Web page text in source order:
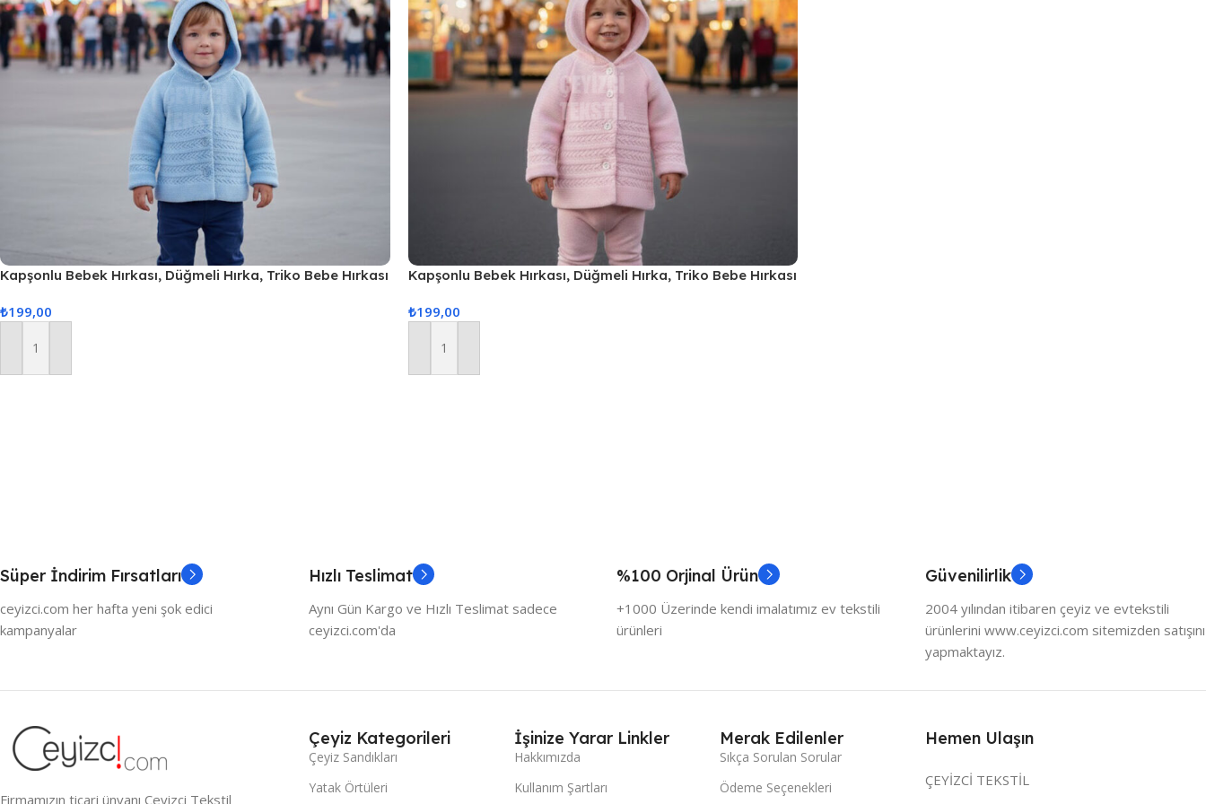
Kapşonlu Bebek Hırkası, Düğmeli Hırka, Triko Bebe Hırkası
₺199,00
Sepete Ekle
Kapşonlu Bebek Hırkası, Düğmeli Hırka, Triko Bebe Hırkası
₺199,00
Sepete Ekle
Süper İndirim Fırsatları
ceyizci.com her hafta yeni şok edici
kampanyalar
Hızlı Teslimat
Aynı Gün Kargo ve Hızlı Teslimat sadece
ceyizci.com'da
%100 Orjinal Ürün
+1000 Üzerinde kendi imalatımız ev tekstili
ürünleri
Güvenilirlik
2004 yılından itibaren çeyiz ve evtekstili
ürünlerini www.ceyizci.com sitemizden satışını
yapmaktayız.
Firmamızın ticari ünvanı Çeyizci Tekstil
Çeyiz Kategorileri
Çeyiz Sandıkları
Yatak Örtüleri
İşinize Yarar Linkler
Hakkımızda
Kullanım Şartları
Merak Edilenler
Sıkça Sorulan Sorular
Ödeme Seçenekleri
Hemen Ulaşın
ÇEYİZCİ TEKSTİL